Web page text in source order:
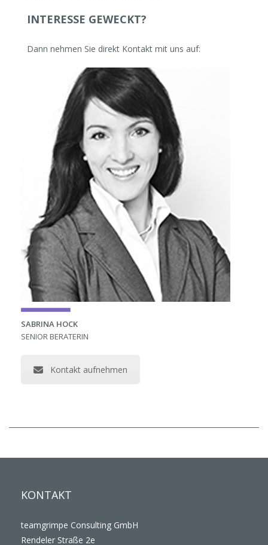
INTERESSE GEWECKT?
Dann nehmen Sie direkt Kontakt mit uns auf:
SABRINA HOCK
SENIOR BERATERIN
Kontakt aufnehmen
KONTAKT
teamgrimpe Consulting GmbH
Rendeler Straße 2e